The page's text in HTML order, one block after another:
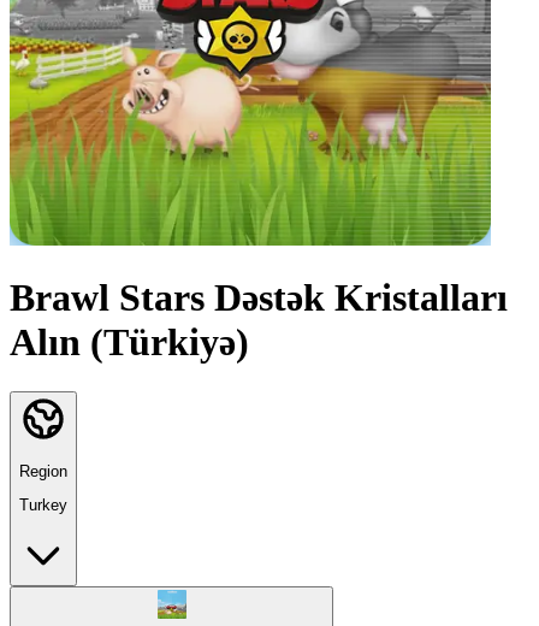
Brawl Stars Dəstək Kristalları
Alın (Türkiyə)
Region
Turkey